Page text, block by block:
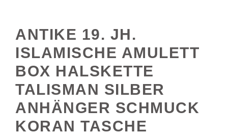
ANTIKE 19. JH.
ISLAMISCHE AMULETT
BOX HALSKETTE
TALISMAN SILBER
ANHÄNGER SCHMUCK
KORAN TASCHE